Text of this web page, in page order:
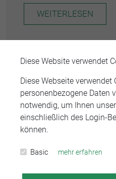
Diese Website verwendet
Diese Webseite verwendet
personenbezogene Daten
notwendig, um Ihnen
einschließlich des Login-
können.
Basic mehr erfahren
WEITERLESEN
Eine Kündigung
Bestätigung